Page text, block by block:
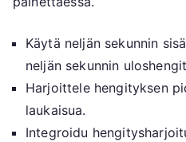
Käytä neljän sekunnin
neljän sekunnin
Harjoittele hengityksen
laukaisua.
Integroidu